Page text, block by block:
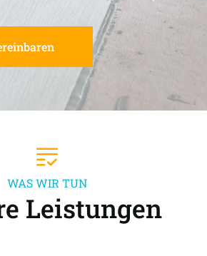
WAS WIR TUN
Leistungen